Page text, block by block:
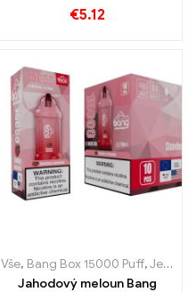
pastvou pro smysly
€5.12
,
Vše, Bang Box 15000 Puff,Jednorázové e-cigarety Švédsko
Jahodový meloun Bang